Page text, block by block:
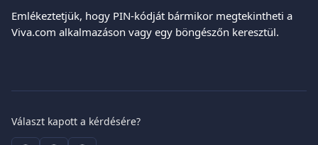
Emlékeztetjük, hogy PIN-kódját bármikor megtekintheti a
Viva.com alkalmazáson vagy egy böngészőn keresztül.
Választ kapott a kérdésére?